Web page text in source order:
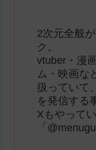
2次元全般
ク。
vtuber・漫
ム・映画な
扱っていて
を発信する
Xもやってい
「